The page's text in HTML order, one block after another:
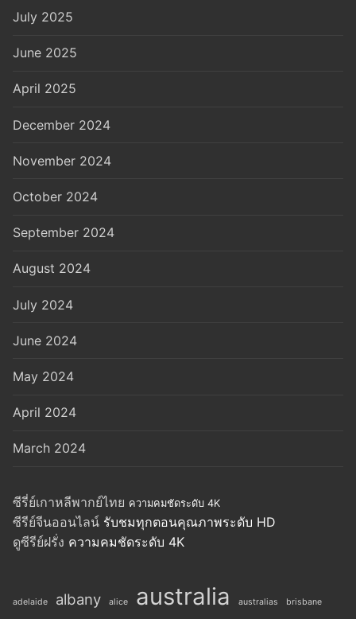
July 2025
June 2025
April 2025
December 2024
November 2024
October 2024
September 2024
August 2024
July 2024
June 2024
May 2024
April 2024
March 2024
ซีรี่ย์เกาหลีพากย์ไทย ความคมชัดระดับ 4K
ซีรีย์จีนออนไลน์ รับชมทุกตอนคุณภาพระดับ HD
ดูซีรีย์ฝรั่ง ความคมชัดระดับ 4K
adelaide albany alice australia australias brisbane